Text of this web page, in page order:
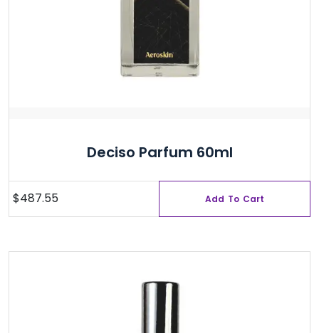
Deciso Parfum 60ml
$487.55 Add To Cart